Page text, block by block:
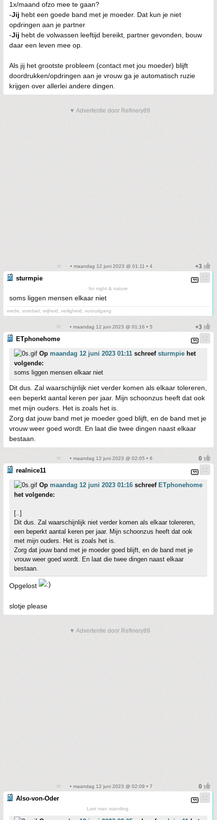
1x/maand ofzo mee te gaan?
-Jij hebt een goede band met je moeder. Dat kun je niet
opdringen aan je partner
-Jij hebt de volwassen leeftijd bereikt, partner gevonden, bouw
daar een leven mee op.
Als jij het grootste probleem (contact met jou moeder) blijft
doordrukken/opdringen aan je vrouw ga je automatisch ruzie
krijgen over allerlei andere dingen.
▼ Advertentie door Refinery89
• maandag 12 juni 2023 @ 01:11 • 4
sturmpie
for night & nature
soms liggen mensen elkaar niet
vrede, voedsel, vrijheid, veiligheid, vooruitgang
• maandag 12 juni 2023 @ 01:16 • 5
ETphonehome
Op maandag 12 juni 2023 01:11 schreef sturmpie het
volgende:
soms liggen mensen elkaar niet
Dit dus. Zal waarschijnlijk niet verder komen als elkaar tolereren,
een beperkt aantal keren per jaar. Mijn schoonzus heeft dat ook
met mijn ouders. Het is zoals het is.
Zorg dat jouw band met je moeder goed blijft, en de band met je
vrouw weer goed wordt. En laat die twee dingen naast elkaar
bestaan.
• maandag 12 juni 2023 @ 02:05 • 6
realnice11
Op maandag 12 juni 2023 01:16 schreef ETphonehome
het volgende:
[..]
Dit dus. Zal waarschijnlijk niet verder komen als elkaar tolereren,
een beperkt aantal keren per jaar. Mijn schoonzus heeft dat ook
met mijn ouders. Het is zoals het is.
Zorg dat jouw band met je moeder goed blijft, en de band met je
vrouw weer goed wordt. En laat die twee dingen naast elkaar
bestaan.
Opgelost
slotje please
▼ Advertentie door Refinery89
• maandag 12 juni 2023 @ 02:09 • 7
Also-von-Oder
Last man standing.